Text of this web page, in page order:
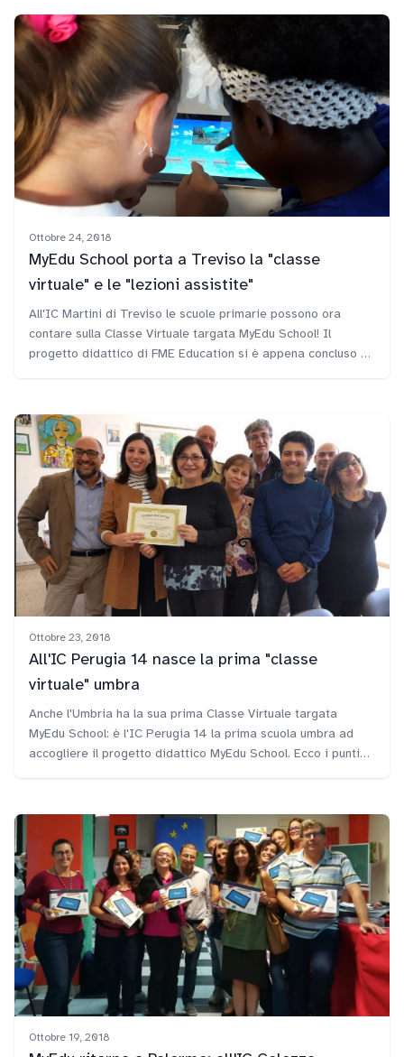
con i Tablet di MyEdu.
Ottobre 24, 2018
MyEdu School porta a Treviso la "classe
virtuale" e le "lezioni assistite"
All'IC Martini di Treviso le scuole primarie possono ora
contare sulla Classe Virtuale targata MyEdu School! Il
progetto didattico di FME Education si è appena concluso e
Ottobre 23, 2018
All'IC Perugia 14 nasce la prima "classe
virtuale" umbra
Anche l'Umbria ha la sua prima Classe Virtuale targata
MyEdu School: è l'IC Perugia 14 la prima scuola umbra ad
accogliere il progetto didattico MyEdu School. Ecco i punti
Rosalia Monaco del diploma di Scuola innovativa.
Ottobre 19, 2018